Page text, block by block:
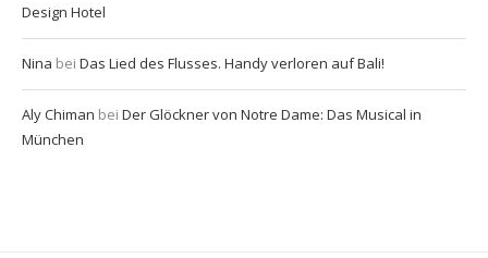
Design Hotel
Nina bei Das Lied des Flusses. Handy verloren auf Bali!
Aly Chiman bei Der Glöckner von Notre Dame: Das Musical in
München